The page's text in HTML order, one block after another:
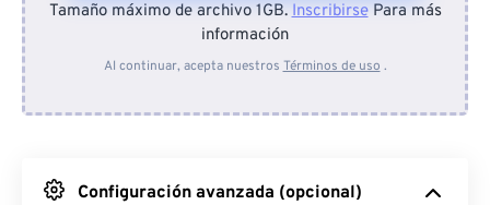
Desde el dispositivo
Desde Google Drive
Tamaño máximo de archivo 1GB.InscribirsePara más
información
Al continuar, acepta nuestros Términos de uso .
Configuración avanzada (opcional)